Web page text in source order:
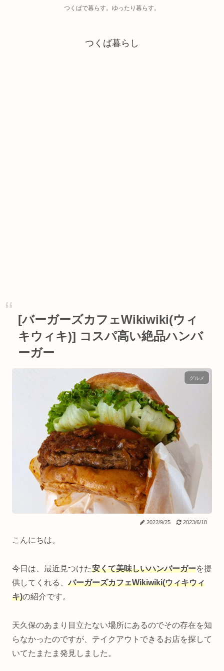
つくばで暮らす。ゆったり暮らす。
つくば暮らし
[バーガーズカフェWikiwiki(ウィ
キウィキ)] コスパ高い絶品ハンバ
ーガー
グルメ
2022/9/25 2023/6/18
こんにちは。
今日は、最近見つけた安くて美味しいハンバーガーを提
供してくれる、バーガーズカフェWikiwiki(ウィキウィ
キ)の紹介です。
天久保のあまり目立たない場所にあるのでその存在を知
らなかったのですが、テイクアウトできるお店を探して
いてたまたま発見しました。